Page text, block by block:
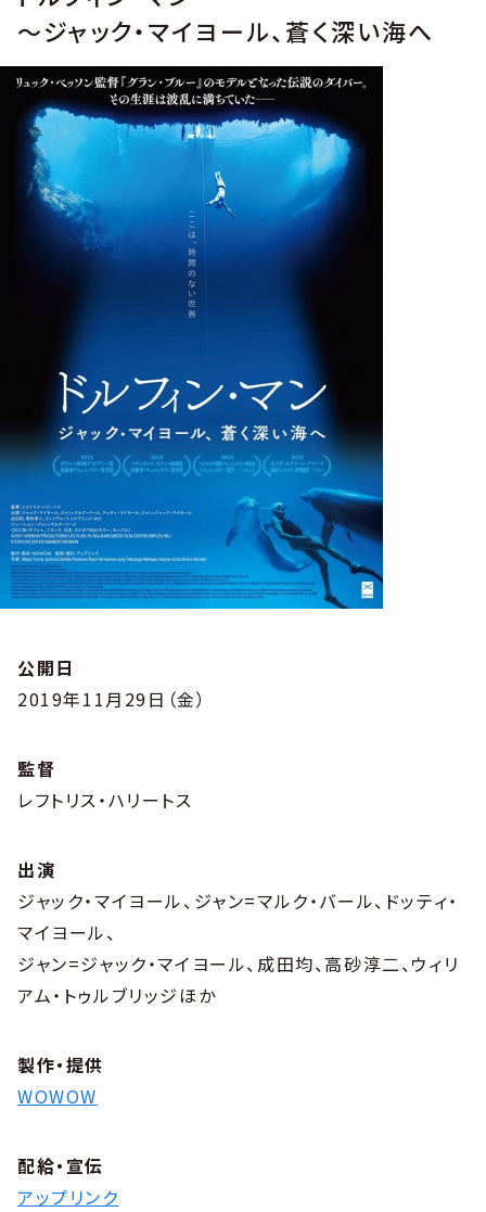
～ジャック・マイヨール、蒼く深い海へ
公開日
2019年11月29日（金）
監督
レフトリス・ハリートス
出演
ジャック・マイヨール、ジャン=マルク・バール、ドッティ・
マイヨール、
ジャン=ジャック・マイヨール、成田均、高砂淳二、ウィリ
アム・トゥルブリッジほか
製作・提供
WOWOW
配給・宣伝
アップリンク